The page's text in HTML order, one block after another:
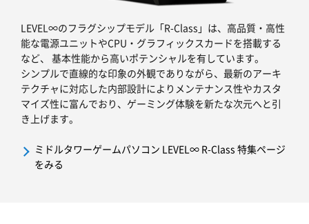
LEVEL∞のフラグシップモデル「R-Class」は、高品質・高性
能な電源ユニットやCPU・グラフィックスカードを搭載する
など、 基本性能から高いポテンシャルを有しています。
シンプルで直線的な印象の外観でありながら、最新のアーキ
テクチャに対応した内部設計によりメンテナンス性やカスタ
マイズ性に富んでおり、ゲーミング体験を新たな次元へと引
き上げます。
ミドルタワーゲームパソコン LEVEL∞ R-Class 特集ページ
をみる